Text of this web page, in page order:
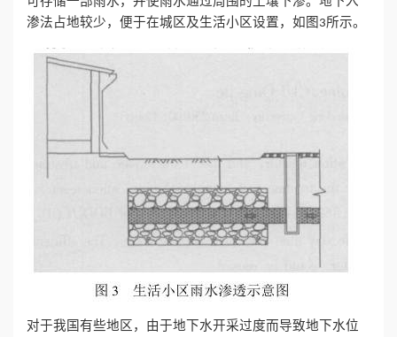
渗法占地较少，便于在城区及生活小区设置，如图3所示。
对于我国有些地区，由于地下水开采过度而导致地下水位